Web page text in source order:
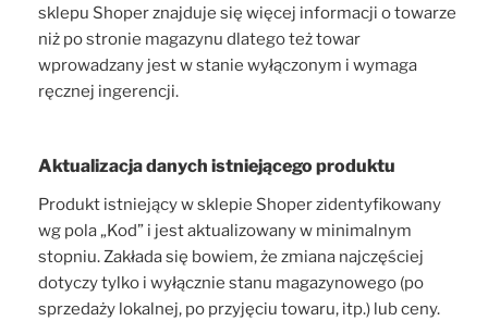
sklepu Shoper znajduje się więcej informacji o towarze
niż po stronie magazynu dlatego też towar
wprowadzany jest w stanie wyłączonym i wymaga
ręcznej ingerencji.
Aktualizacja danych istniejącego produktu
Produkt istniejący w sklepie Shoper zidentyfikowany
wg pola „Kod” i jest aktualizowany w minimalnym
stopniu. Zakłada się bowiem, że zmiana najczęściej
dotyczy tylko i wyłącznie stanu magazynowego (po
sprzedaży lokalnej, po przyjęciu towaru, itp.) lub ceny.